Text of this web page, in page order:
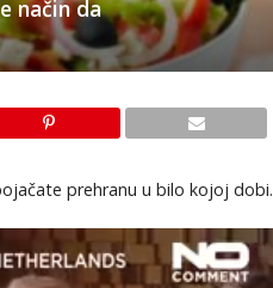
način da
prehranu u bilo kojoj dobi.